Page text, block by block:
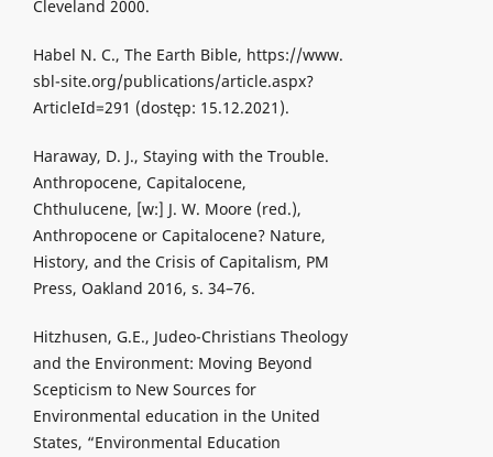
Cleveland 2000.
Habel N. C., The Earth Bible, https://www.
sbl-site.org/publications/article.aspx?
ArticleId=291 (dostęp: 15.12.2021).
Haraway, D. J., Staying with the Trouble.
Anthropocene, Capitalocene,
Chthulucene, [w:] J. W. Moore (red.),
Anthropocene or Capitalocene? Nature,
History, and the Crisis of Capitalism, PM
Press, Oakland 2016, s. 34–76.
Hitzhusen, G.E., Judeo-Christians Theology
and the Environment: Moving Beyond
Scepticism to New Sources for
Environmental education in the United
States, “Environmental Education